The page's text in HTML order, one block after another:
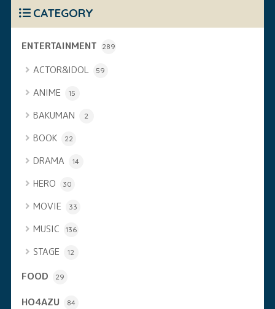
CATEGORY
ENTERTAINMENT 289
ACTOR&IDOL 59
ANIME 15
BAKUMAN 2
BOOK 22
DRAMA 14
HERO 30
MOVIE 33
MUSIC 136
STAGE 12
FOOD 29
HO4AZU 84